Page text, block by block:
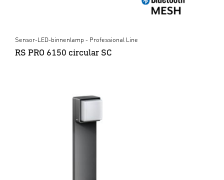
Sensor-LED-binnenlamp - Professional Line
RS PRO 6150 circular SC